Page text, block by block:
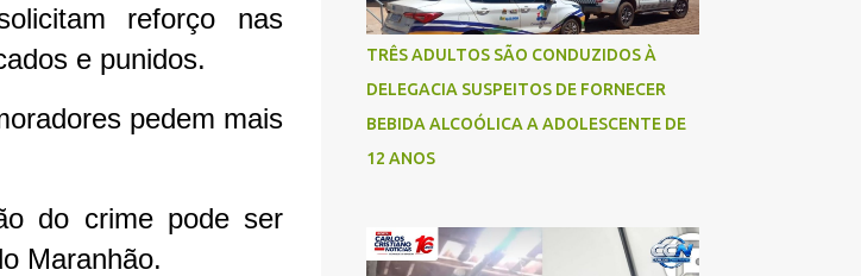
reforço nas
e punidos.
pedem mais
do crime pode ser
Maranhão.
TRÊS ADULTOS SÃO CONDUZIDOS À
DELEGACIA SUSPEITOS DE FORNECER
BEBIDA ALCOÓLICA A ADOLESCENTE DE
12 ANOS